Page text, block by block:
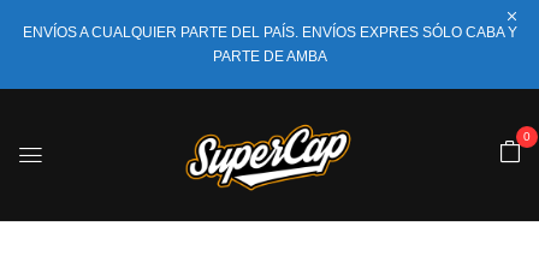
ENVÍOS A CUALQUIER PARTE DEL PAÍS. ENVÍOS EXPRES SÓLO CABA Y
PARTE DE AMBA
0